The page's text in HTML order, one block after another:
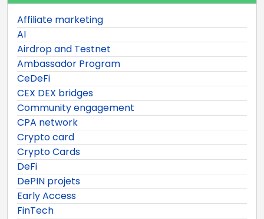
Affiliate marketing
AI
Airdrop and Testnet
Ambassador Program
CeDeFi
CEX DEX bridges
Community engagement
CPA network
Crypto card
Crypto Cards
DeFi
DePIN projets
Early Access
FinTech